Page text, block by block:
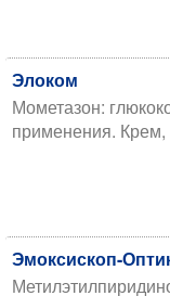
Элоком
Мометазон:
применения. Крем,
Эмоксископ-